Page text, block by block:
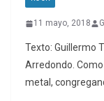
11 mayo, 2018
Texto: Guillermo
Arredondo.
metal,